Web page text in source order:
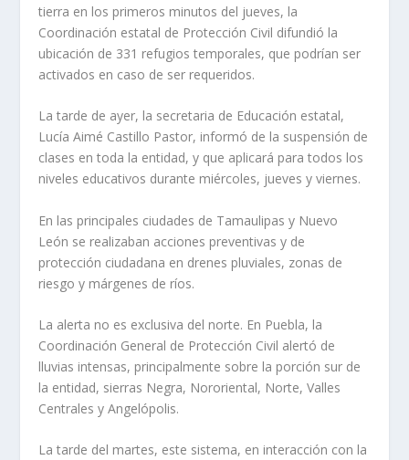
tierra en los primeros minutos del jueves, la
Coordinación estatal de Protección Civil difundió la
ubicación de 331 refugios temporales, que podrían ser
activados en caso de ser requeridos.
La tarde de ayer, la secretaria de Educación estatal,
Lucía Aimé Castillo Pastor, informó de la suspensión de
clases en toda la entidad, y que aplicará para todos los
niveles educativos durante miércoles, jueves y viernes.
En las principales ciudades de Tamaulipas y Nuevo
León se realizaban acciones preventivas y de
protección ciudadana en drenes pluviales, zonas de
riesgo y márgenes de ríos.
La alerta no es exclusiva del norte. En Puebla, la
Coordinación General de Protección Civil alertó de
lluvias intensas, principalmente sobre la porción sur de
la entidad, sierras Negra, Nororiental, Norte, Valles
Centrales y Angelópolis.
La tarde del martes, este sistema, en interacción con la